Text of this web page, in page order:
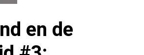
en de